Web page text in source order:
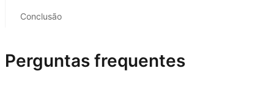
Conclusão
Perguntas frequentes